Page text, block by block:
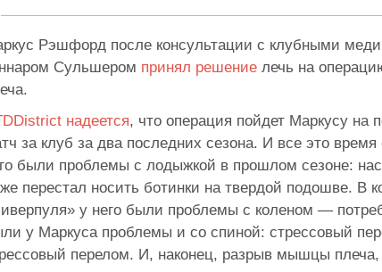
Рэшфорд после консультации с клубными
Сульшером принял решение лечь на
надеется, что операция пойдет Маркусу на
за клуб за два последних сезона. И все это
были проблемы с лодыжкой в прошлом сезоне:
перестал носить ботинки на твердой подошве. В
у него были проблемы с коленом —
у Маркуса проблемы и со спиной: стрессовый
перелом. И, наконец, разрыв мышцы плеча,